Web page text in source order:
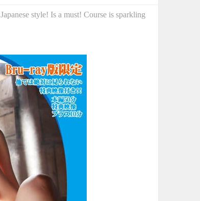
style! Is a must! Course is sparkling